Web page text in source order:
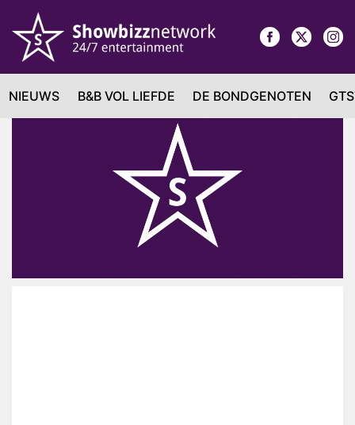
NIEUWS B&B VOL LIEFDE DE BONDGENOTEN